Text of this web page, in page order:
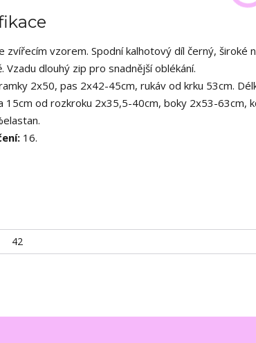
zvířecím vzorem. Spodní kalhotový díl černý, široké
dlouhý zip pro snadnější oblékání.
2x50, pas 2x42-45cm, rukáv od krku 53cm.
15cm od rozkroku 2x35,5-40cm, boky 2x53-63cm,
16.
42